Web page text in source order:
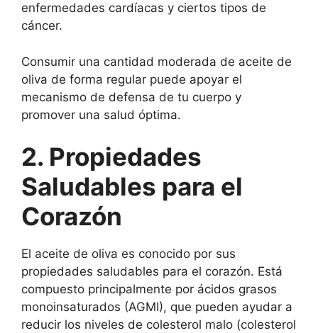
enfermedades cardíacas y ciertos tipos de
cáncer.
Consumir una cantidad moderada de aceite de
oliva de forma regular puede apoyar el
mecanismo de defensa de tu cuerpo y
promover una salud óptima.
2. Propiedades
Saludables para el
Corazón
El aceite de oliva es conocido por sus
propiedades saludables para el corazón. Está
compuesto principalmente por ácidos grasos
monoinsaturados (AGMI), que pueden ayudar a
reducir los niveles de colesterol malo (colesterol